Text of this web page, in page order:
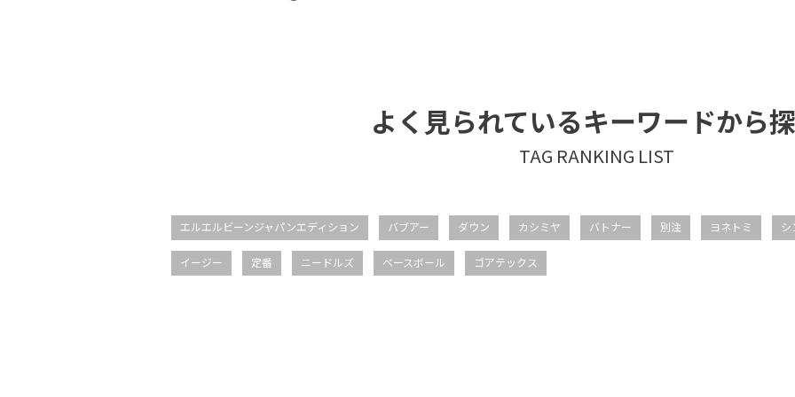
よく見られているキーワードから
エルエルビーンジャパンエディション バブアー ダウン カシミヤ バトナー 別注 ヨネトミ シ
イージー 定番 ニードルズ ベースボール ゴアテックス